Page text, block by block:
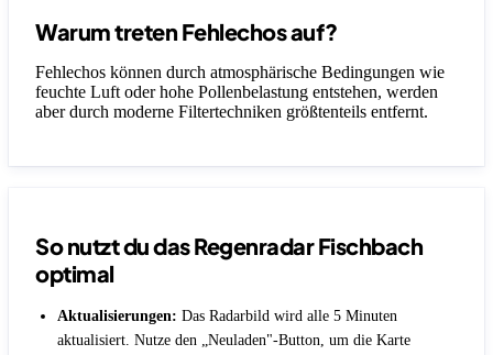
Warum treten Fehlechos auf?
Fehlechos können durch atmosphärische Bedingungen wie
feuchte Luft oder hohe Pollenbelastung entstehen, werden
aber durch moderne Filtertechniken größtenteils entfernt.
So nutzt du das Regenradar Fischbach
optimal
Aktualisierungen: Das Radarbild wird alle 5 Minuten
aktualisiert. Nutze den „Neuladen"-Button, um die Karte